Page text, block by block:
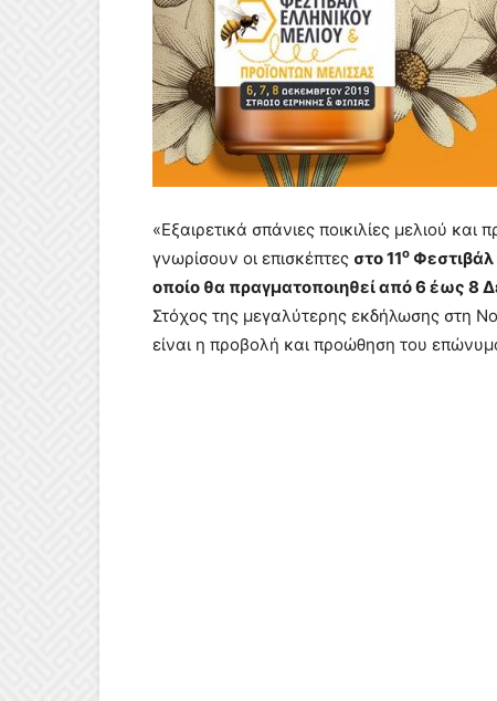
«Εξαιρετικά σπάνιες ποικιλίες μελιού
γνωρίσουν οι επισκέπτες στο 11ο
οποίο θα πραγματοποιηθεί από 6 έως 8
Στόχος της μεγαλύτερης εκδήλωσης στη
είναι η προβολή και προώθηση του